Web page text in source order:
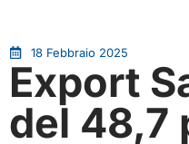
18 Febbraio 2025
Export
del 48,7